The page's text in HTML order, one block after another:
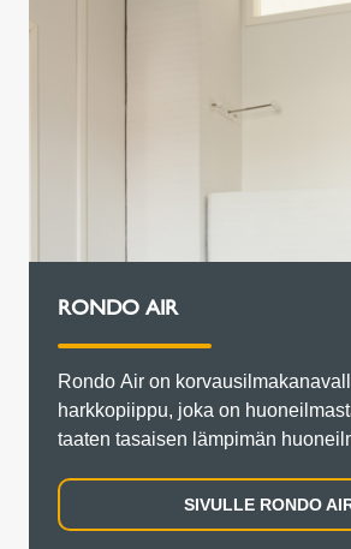
RONDO AIR
Rondo Air on
harkkopiippu, joka on
taaten tasaisen lämpimän
SIVULLE RONDO